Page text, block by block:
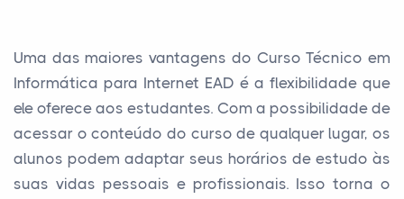
Uma das maiores vantagens do Curso Técnico em
Informática para Internet EAD é a flexibilidade que
ele oferece aos estudantes. Com a possibilidade de
acessar o conteúdo do curso de qualquer lugar, os
alunos podem adaptar seus horários de estudo às
suas vidas pessoais e profissionais. Isso torna o